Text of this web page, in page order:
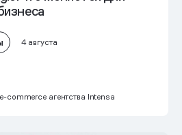
4 августа
commerce агентства Intensa